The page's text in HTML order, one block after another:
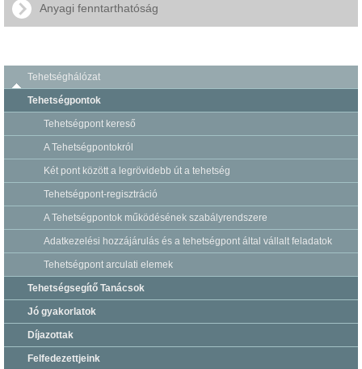
Anyagi fenntarthatóság
Tehetséghálózat
Tehetségpontok
Tehetségpont kereső
A Tehetségpontokról
Két pont között a legrövidebb út a tehetség
Tehetségpont-regisztráció
A Tehetségpontok működésének szabályrendszere
Adatkezelési hozzájárulás és a tehetségpont által vállalt feladatok
Tehetségpont arculati elemek
Tehetségsegítő Tanácsok
Jó gyakorlatok
Díjazottak
Felfedezettjeink